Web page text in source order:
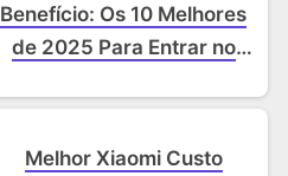
Benefício: Os 10 Melhores
de 2025 Para Entrar no
Melhor Xiaomi Custo